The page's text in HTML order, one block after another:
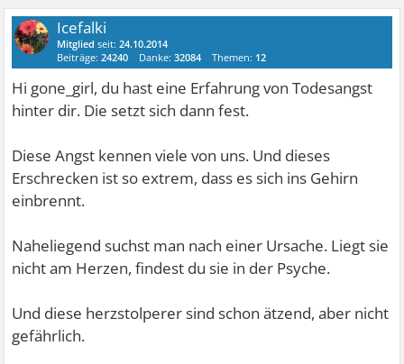
Icefalki
Mitglied seit:24.10.2014
Beiträge:24240 Danke:32084 Themen: 12
Hi gone_girl, du hast eine Erfahrung von Todesangst
hinter dir. Die setzt sich dann fest.
Diese Angst kennen viele von uns. Und dieses
Erschrecken ist so extrem, dass es sich ins Gehirn
einbrennt.
Naheliegend suchst man nach einer Ursache. Liegt sie
nicht am Herzen, findest du sie in der Psyche.
Und diese herzstolperer sind schon ätzend, aber nicht
gefährlich.